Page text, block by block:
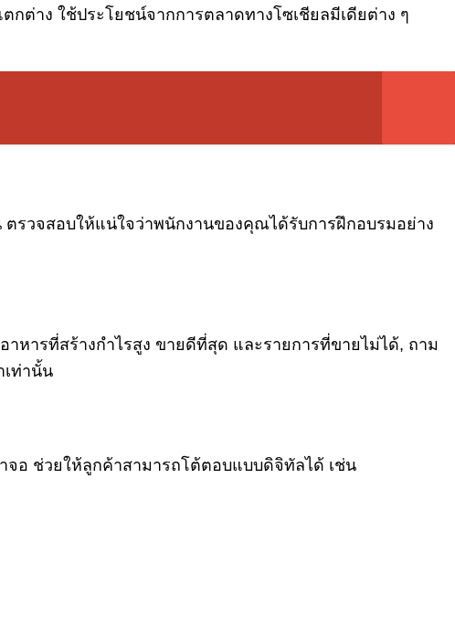
ตกต่าง ใช้ประโยชน์จากการตลาดทางโซเชียลมีเดียต่าง ๆ
รวจสอบให้แน่ใจว่าพนักงานของคุณได้รับการฝึกอบรมอย่าง
าหารที่สร้างกำไรสูง ขายดีที่สุด และรายการที่ขายไม่ได้, ถาม
เท่านั้น
จอ ช่วยให้ลูกค้าสามารถโต้ตอบแบบดิจิทัลได้ เช่น